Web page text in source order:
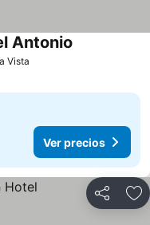
Vista
Antonio
Ver precios
Compartir